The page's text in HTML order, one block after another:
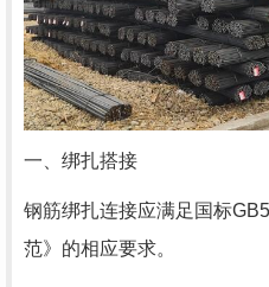
一、绑扎搭接
钢筋绑扎连接应满足国标
范》的相应要求。